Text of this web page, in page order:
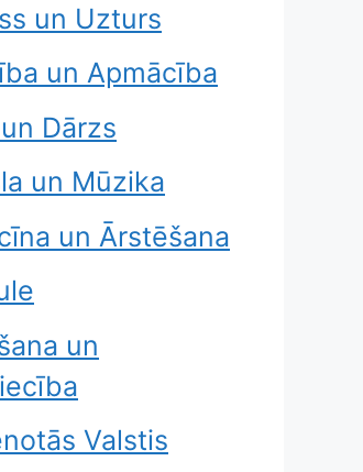
un Uzturs
un Apmācība
Dārzs
un Mūzika
un Ārstēšana
un
Valstis